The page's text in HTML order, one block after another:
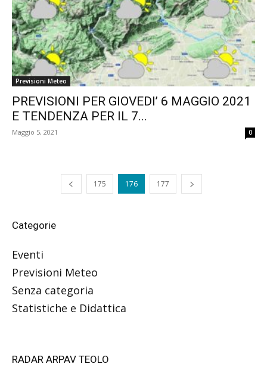
Previsioni Meteo
PREVISIONI PER GIOVEDI’ 6 MAGGIO 2021
E TENDENZA PER IL 7...
Maggio 5, 2021 0
175 176 177
Categorie
Eventi
Previsioni Meteo
Senza categoria
Statistiche e Didattica
RADAR ARPAV TEOLO